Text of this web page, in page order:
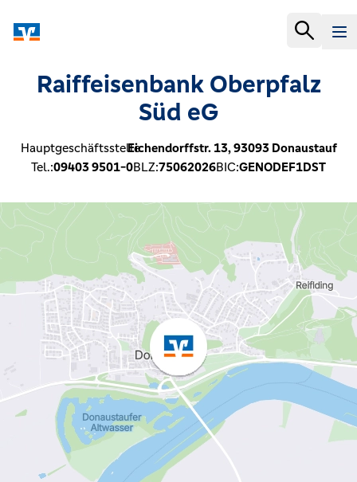
Raiffeisenbank Oberpfalz
Süd eG
Hauptgeschäftsstelle:Eichendorffstr. 13,93093 Donaustauf
Tel.:09403 9501-0BLZ:75062026BIC:GENODEF1DST